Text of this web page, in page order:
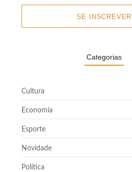
SE INSCREVER
Categorias
Cultura
Economia
Esporte
Novidade
Política